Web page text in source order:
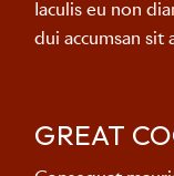
Iaculis eu non
dui accumsan sit
GREAT